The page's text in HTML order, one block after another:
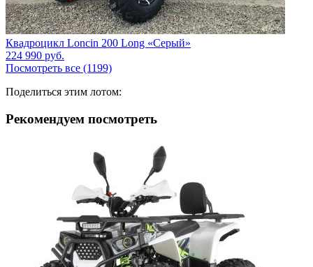
Квадроцикл Loncin 200 Long «Серый»
224 990 руб.
Посмотреть все (1199)
Поделиться этим лотом:
Рекомендуем посмотреть